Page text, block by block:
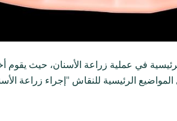
في عملية زراعة الأسنان، حيث
الرئيسية للنقاش "إجراء زراعة